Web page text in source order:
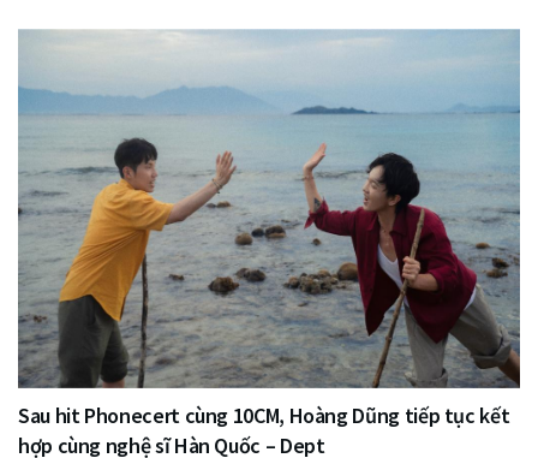
Sau hit Phonecert cùng 10CM, Hoàng Dũng tiếp tục kết
hợp cùng nghệ sĩ Hàn Quốc – Dept